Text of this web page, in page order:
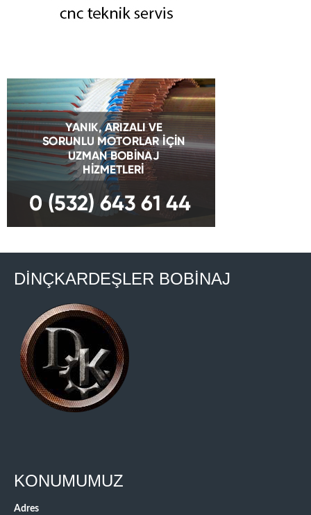
DİNÇKARDEŞLER BOBİNAJ
KONUMUMUZ
Adres